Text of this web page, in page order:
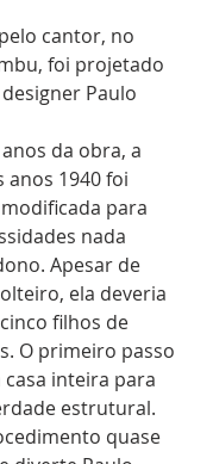
foi projetado
Paulo
da obra, a
1940 foi
para
nada
Apesar de
ela deveria
filhos de
O primeiro passo
inteira para
estrutural.
quase